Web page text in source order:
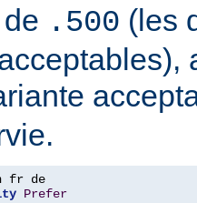
.500 (les
Prefer